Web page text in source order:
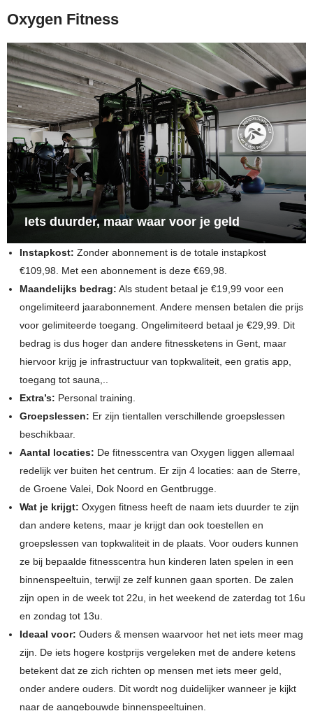
Oxygen Fitness
Iets duurder, maar waar voor je geld
Instapkost: Zonder abonnement is de totale instapkost
€109,98. Met een abonnement is deze €69,98.
Maandelijks bedrag: Als student betaal je €19,99 voor een
ongelimiteerd jaarabonnement. Andere mensen betalen die prijs
voor gelimiteerde toegang. Ongelimiteerd betaal je €29,99. Dit
bedrag is dus hoger dan andere fitnessketens in Gent, maar
hiervoor krijg je infrastructuur van topkwaliteit, een gratis app,
toegang tot sauna,..
Extra’s: Personal training.
Groepslessen: Er zijn tientallen verschillende groepslessen
beschikbaar.
Aantal locaties: De fitnesscentra van Oxygen liggen allemaal
redelijk ver buiten het centrum. Er zijn 4 locaties: aan de Sterre,
de Groene Valei, Dok Noord en Gentbrugge.
Wat je krijgt: Oxygen fitness heeft de naam iets duurder te zijn
dan andere ketens, maar je krijgt dan ook toestellen en
groepslessen van topkwaliteit in de plaats. Voor ouders kunnen
ze bij bepaalde fitnesscentra hun kinderen laten spelen in een
binnenspeeltuin, terwijl ze zelf kunnen gaan sporten. De zalen
zijn open in de week tot 22u, in het weekend de zaterdag tot 16u
en zondag tot 13u.
Ideaal voor: Ouders & mensen waarvoor het net iets meer mag
zijn. De iets hogere kostprijs vergeleken met de andere ketens
betekent dat ze zich richten op mensen met iets meer geld,
onder andere ouders. Dit wordt nog duidelijker wanneer je kijkt
naar de aangebouwde binnenspeeltuinen.